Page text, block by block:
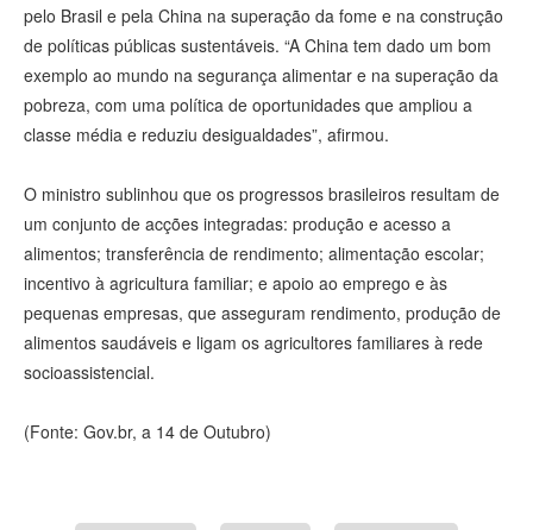
pelo Brasil e pela China na superação da fome e na construção
de políticas públicas sustentáveis. “A China tem dado um bom
exemplo ao mundo na segurança alimentar e na superação da
pobreza, com uma política de oportunidades que ampliou a
classe média e reduziu desigualdades”, afirmou.
O ministro sublinhou que os progressos brasileiros resultam de
um conjunto de acções integradas: produção e acesso a
alimentos; transferência de rendimento; alimentação escolar;
incentivo à agricultura familiar; e apoio ao emprego e às
pequenas empresas, que asseguram rendimento, produção de
alimentos saudáveis e ligam os agricultores familiares à rede
socioassistencial.
(Fonte: Gov.br, a 14 de Outubro)